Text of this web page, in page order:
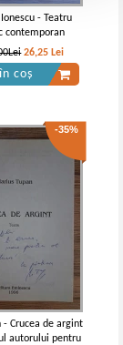
- Teatru
contemporan
26,25 Lei
coș
-35%
- Crucea de argint
autorului pentru